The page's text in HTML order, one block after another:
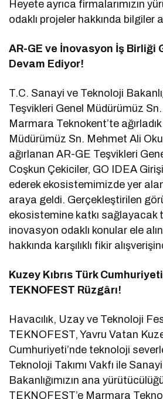
Heyete ayrıca firmalarımızın
odaklı projeler hakkında bilgiler
AR-GE ve İnovasyon İş Birliği
Devam Ediyor!
T.C. Sanayi ve Teknoloji
Teşvikleri Genel Müdürümüz
Marmara Teknokent’te
Müdürümüz Sn. Mehmet Ali
ağırlanan AR-GE Teşvikleri
Coşkun Çekiciler, GO IDEA
ederek ekosistemimizde yer
araya geldi. Gerçekleştirilen
ekosistemine katkı sağlayacak
inovasyon odaklı konular ele
hakkında karşılıklı fikir
Kuzey Kıbrıs Türk
TEKNOFEST Rüzgârı!
Havacılık, Uzay ve Teknoloji
TEKNOFEST, Yavru Vatan
Cumhuriyeti’nde teknoloji
Teknoloji Takımı Vakfı ile
Bakanlığımızın ana
TEKNOFEST’e Marmara